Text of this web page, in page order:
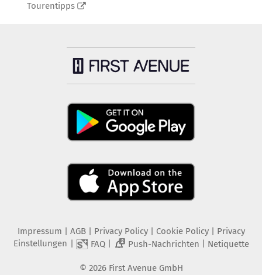
Tourentipps
Impressum AGB Privacy Policy| Cookie Policy| Privacy
Einstellungen
FAQ| 2 Push-Nachrichten Netiquette
© 2026 First Avenue GmbH